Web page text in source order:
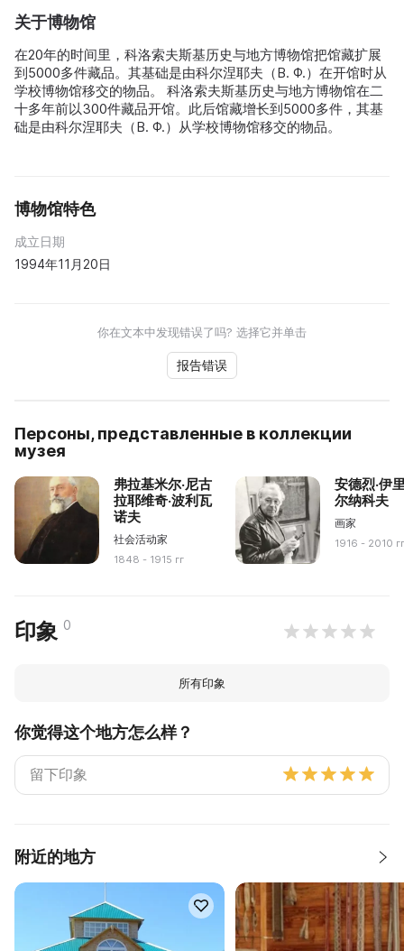
关于博物馆
在20年的时间里，科洛索夫斯基历史与地方博物馆把馆藏扩展
到5000多件藏品。其基础是由科尔涅耶夫（В. Ф.）在开馆时从
学校博物馆移交的物品。 科洛索夫斯基历史与地方博物馆在二
十多年前以300件藏品开馆。此后馆藏增长到5000多件，其基
础是由科尔涅耶夫（В. Ф.）从学校博物馆移交的物品。
博物馆特色
成立日期
1994年11月20日
你在文本中发现错误了吗? 选择它并单击
报告错误
Персоны, представленные в коллекции
музея
弗拉基米尔·尼古
拉耶维奇·波利瓦
诺夫
社会活动家
1848 - 1915 гг
安德烈·伊
尔纳科夫
画家
1916 - 2010
印象 0
所有印象
你觉得这个地方怎么样？
附近的地方